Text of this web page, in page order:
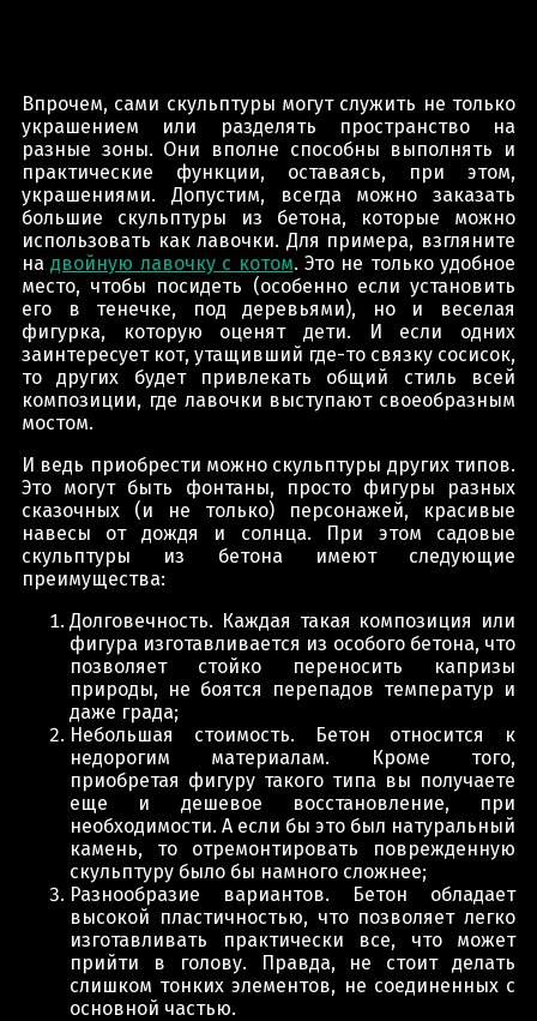
Впрочем, сами скульптуры могут служить не только
украшением или разделять пространство на
разные зоны. Они вполне способны выполнять и
практические функции, оставаясь, при этом,
украшениями. Допустим, всегда можно заказать
большие скульптуры из бетона, которые можно
использовать как лавочки. Для примера, взгляните
надвойную лавочку с котом. Это не только удобное
место, чтобы посидеть (особенно если установить
его в тенечке, под деревьями), но и веселая
фигурка, которую оценят дети. И если одних
заинтересует кот, утащивший где-то связку сосисок,
то других будет привлекать общий стиль всей
композиции, где лавочки выступают своеобразным
мостом.
И ведь приобрести можно скульптуры других типов.
Это могут быть фонтаны, просто фигуры разных
сказочных (и не только) персонажей, красивые
навесы от дождя и солнца. При этом садовые
скульптуры из бетона имеют следующие
преимущества:
Долговечность. Каждая такая композиция или
фигура изготавливается из особого бетона, что
позволяет стойко переносить капризы
природы, не боятся перепадов температур и
даже града;
Небольшая стоимость. Бетон относится к
недорогим материалам. Кроме того,
приобретая фигуру такого типа вы получаете
еще и дешевое восстановление, при
необходимости. А если бы это был натуральный
камень, то отремонтировать поврежденную
скульптуру было бы намного сложнее;
Разнообразие вариантов. Бетон обладает
высокой пластичностью, что позволяет легко
изготавливать практически все, что может
прийти в голову. Правда, не стоит делать
слишком тонких элементов, не соединенных с
основной частью.